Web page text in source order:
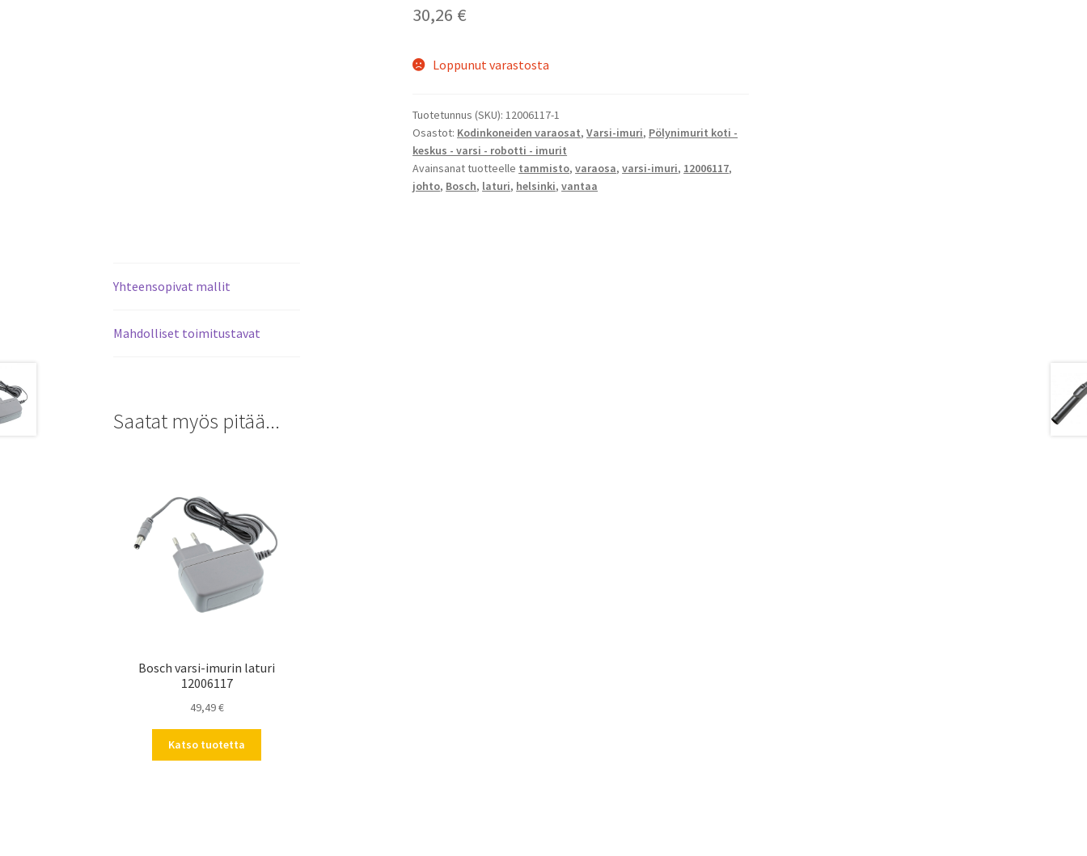
30,26 €
Loppunut varastosta
Tuotetunnus (SKU):12006117-1
Osastot: Kodinkoneiden varaosat,Varsi-imuri, Pölynimurit koti -
keskus - varsi - robotti - imurit
Avainsanat tuotteelle tammisto,varaosa,varsi-imuri, 12006117,
johto, Bosch, laturi, helsinki,vantaa
Yhteensopivat mallit
Mahdolliset toimitustavat
Saatat myös pitää...
Bosch varsi-imurin laturi
12006117
49,49€
Katso tuotetta